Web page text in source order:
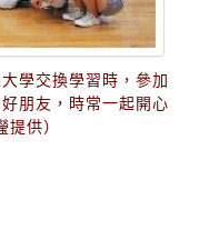
學交換學習時，參加
朋友，時常一起開心
供）